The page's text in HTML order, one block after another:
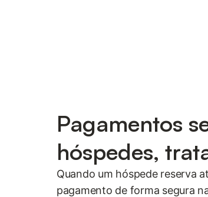
Pagamentos
hóspedes,
Quando um hóspede reserva
pagamento de forma segura